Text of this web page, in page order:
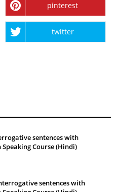
pinterest
twitter
sentences with
Course (Hindi)
sentences with